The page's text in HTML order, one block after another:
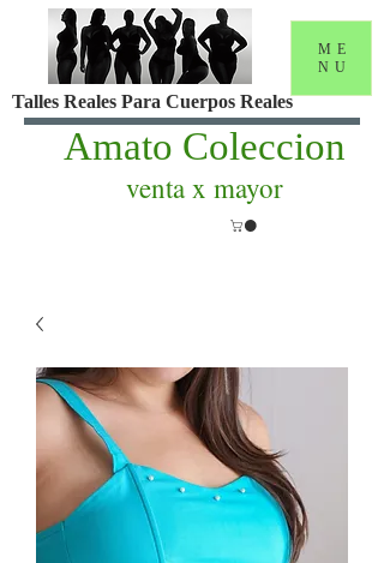
Talles Reales Para Cuerpos Reales
Amato Coleccion
venta x mayor
ME
NU